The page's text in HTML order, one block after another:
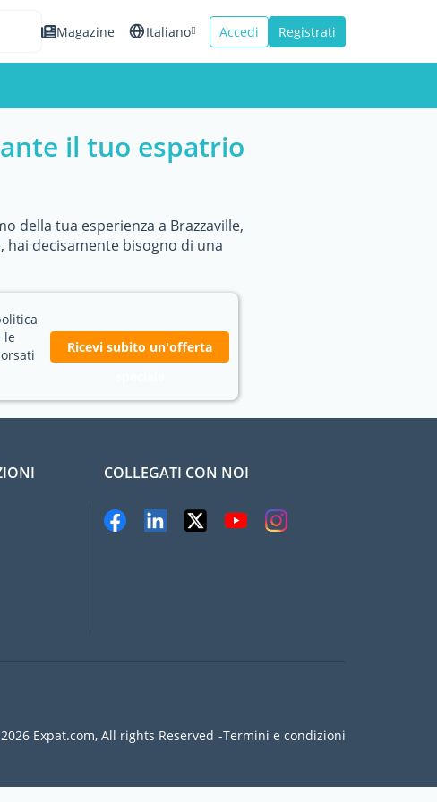
Magazine Italiano
Français
Accedi Registrati
il tuo espatrio
della tua esperienza a Brazzaville,
decisamente bisogno di una
le
Ricevi subito un'offerta
COLLEGATI CON NOI
Expat.com, All rights Reserved Termini e condizioni